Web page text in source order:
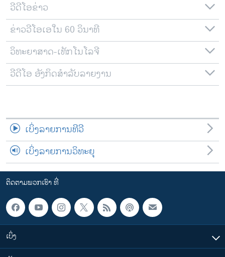
ວີດີໂອຂ່າວ
ຂ່າວວີໂອເອໃນ 60 ວິນາທີ
ວິທະຍາສາດ-ເທັກໂນໂລຈີ
ວີດີໂອ ອັງກິດສຳລັບລາຍງານ
ເບິ່ງລາຍການທີວີ
ເບິ່ງລາຍການວິທະຍຸ
ຕິດຕາມພວກເຮົາ ທີ່
ເບິ່ງ